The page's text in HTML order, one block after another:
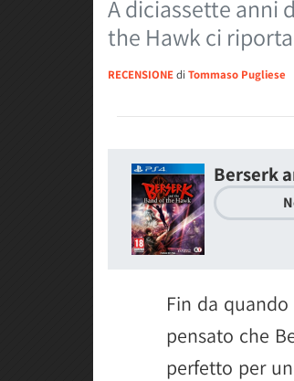
A diciassette anni
the Hawk ci
RECENSIONEdi Tommaso Pugliese
Berserk
Fin da quando
pensato che
perfetto per